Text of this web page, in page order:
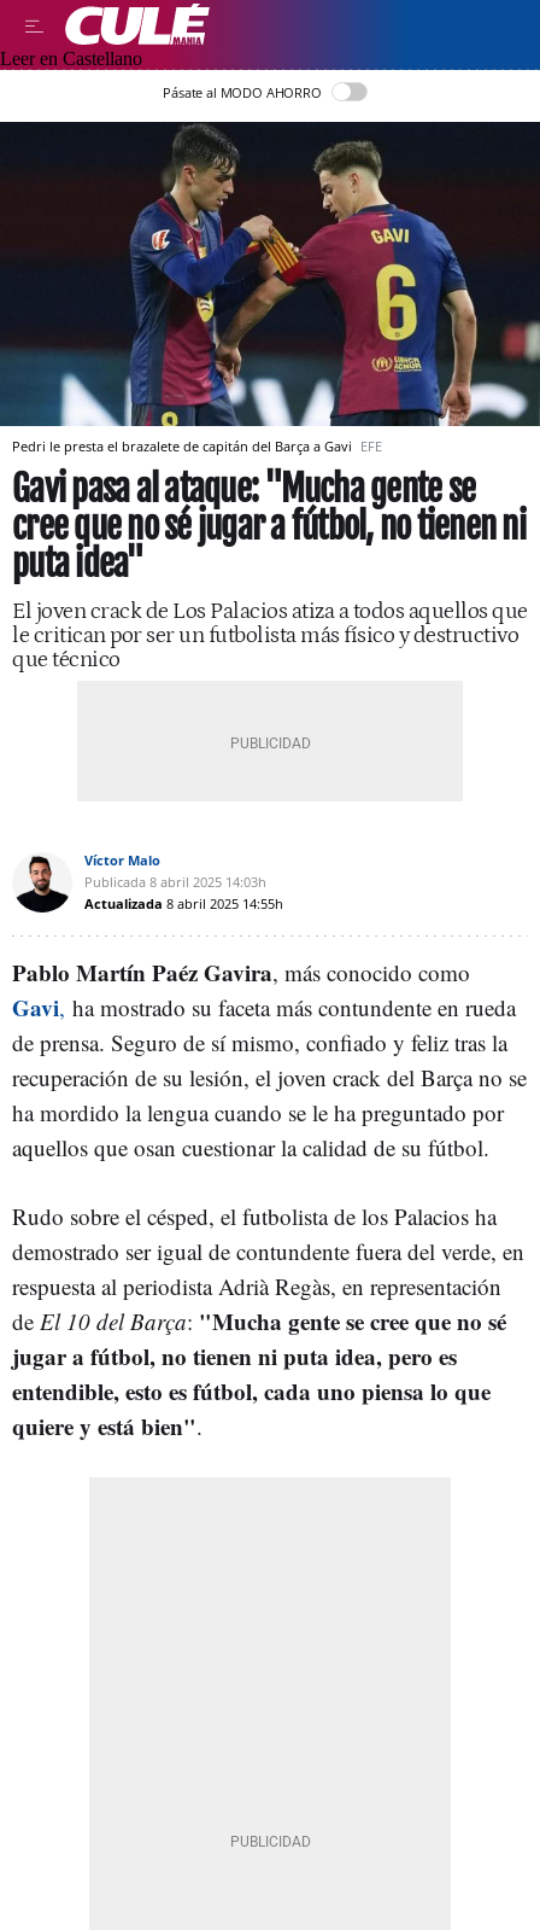
Leer en Castellano
Pásate al MODO AHORRO
Pedri le presta el brazalete de capitán del Barça a Gavi EFE
Gavi pasa al ataque: "Mucha gente se
cree que no sé jugar a fútbol, no tienen ni
puta idea"
El joven crack de Los Palacios atiza a todos aquellos que
le critican por ser un futbolista más físico y destructivo
que técnico
Víctor Malo
Publicada 8 abril 2025 14:03h
Actualizada 8 abril 2025 14:55h
Pablo Martín Paéz Gavira, más conocido como
Gavi, ha mostrado su faceta más contundente en rueda
de prensa. Seguro de sí mismo, confiado y feliz tras la
recuperación de su lesión, el joven crack del Barça no se
ha mordido la lengua cuando se le ha preguntado por
aquellos que osan cuestionar la calidad de su fútbol.
Rudo sobre el césped, el futbolista de los Palacios ha
demostrado ser igual de contundente fuera del verde, en
respuesta al periodista Adrià Regàs, en representación
de El 10 del Barça: "Mucha gente se cree que no sé
jugar a fútbol, no tienen ni puta idea, pero es
entendible, esto es fútbol, cada uno piensa lo que
quiere y está bien".